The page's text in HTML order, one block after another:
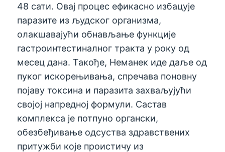
48 сати. Овај процес ефикасно избацује
паразите из људског организма,
олакшавајући обнављање функције
гастроинтестиналног тракта у року од
месец дана. Такође, Неманек иде даље од
пуког искорењивања, спречава поновну
појаву токсина и паразита захваљујући
својој напредној формули. Састав
комплекса је потпуно органски,
обезбеђивање одсуства здравствених
притужби које проистичу из